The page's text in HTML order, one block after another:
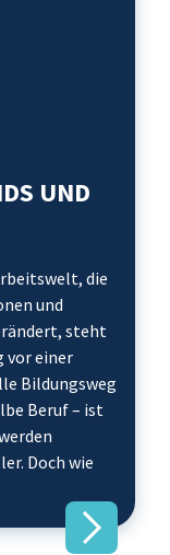
UND
die
und
steht
vor einer
Bildungsweg
Beruf – ist
Doch wie